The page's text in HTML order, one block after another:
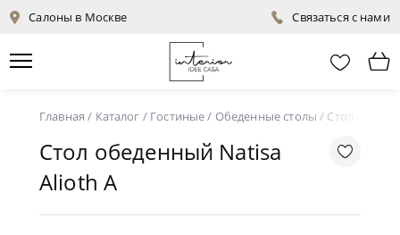
Салоны в Москве Связаться с нами
Главная / Каталог / Гостиные/ Обеденные столы / Стол
Стол обеденный Natisa
Alioth A